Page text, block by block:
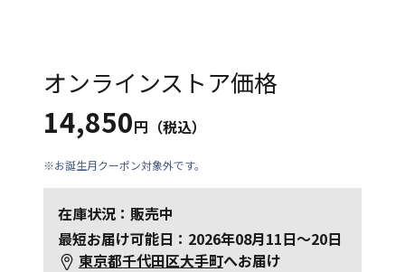
オンラインストア価格
14,850円（税込）
※お誕生月クーポン対象外です。
在庫状況：販売中
最短お届け可能日：2026年08月11日～20日
東京都千代田区大手町へお届け